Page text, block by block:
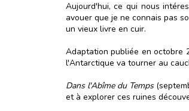
Aujourd'hui, ce qui nous
avouer que je ne connais pas
un vieux livre en cuir.
Adaptation publiée en octobre
l'Antarctique va tourner au
Dans l'Abîme du Temps
et à explorer ces ruines